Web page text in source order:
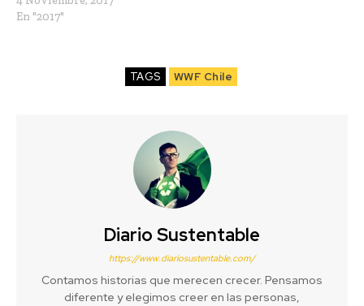
En "2017"
TAGS WWF Chile
Diario Sustentable
https://www.diariosustentable.com/
Contamos historias que merecen crecer. Pensamos
diferente y elegimos creer en las personas,